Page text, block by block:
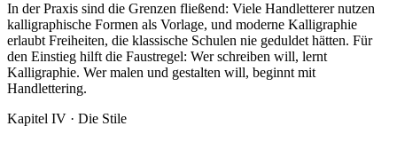
In der Praxis sind die Grenzen fließend: Viele Handletterer nutzen
kalligraphische Formen als Vorlage, und moderne Kalligraphie
erlaubt Freiheiten, die klassische Schulen nie geduldet hätten. Für
den Einstieg hilft die Faustregel: Wer schreiben will, lernt
Kalligraphie. Wer malen und gestalten will, beginnt mit
Handlettering.
Kapitel IV · Die Stile